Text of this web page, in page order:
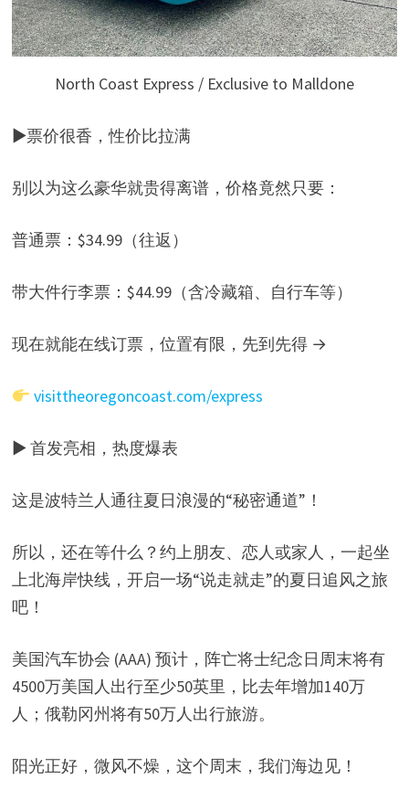
North Coast Express / Exclusive to Malldone
▶票价很香，性价比拉满
别以为这么豪华就贵得离谱，价格竟然只要：
普通票：$34.99（往返）
带大件行李票：$44.99（含冷藏箱、自行车等）
现在就能在线订票，位置有限，先到先得 →
visittheoregoncoast.com/express
▶ 首发亮相，热度爆表
这是波特兰人通往夏日浪漫的“秘密通道”！
所以，还在等什么？约上朋友、恋人或家人，一起坐
上北海岸快线，开启一场“说走就走”的夏日追风之旅
吧！
美国汽车协会 (AAA) 预计，阵亡将士纪念日周末将有
4500万美国人出行至少50英里，比去年增加140万
人；俄勒冈州将有50万人出行旅游。
阳光正好，微风不燥，这个周末，我们海边见！